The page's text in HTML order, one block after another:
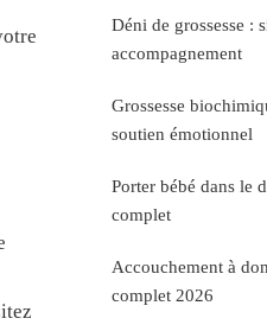
Déni de grossesse :
accompagnement
Grossesse
soutien émotionnel
Porter bébé dans le
complet
Accouchement à
complet 2026